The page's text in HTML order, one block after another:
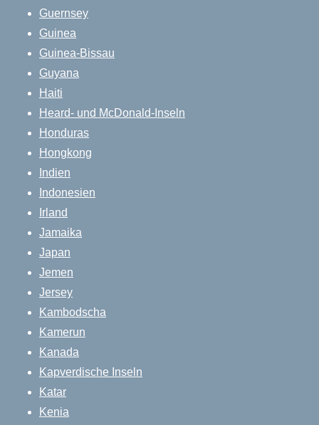
Guernsey
Guinea
Guinea-Bissau
Guyana
Haiti
Heard- und McDonald-Inseln
Honduras
Hongkong
Indien
Indonesien
Irland
Jamaika
Japan
Jemen
Jersey
Kambodscha
Kamerun
Kanada
Kapverdische Inseln
Katar
Kenia